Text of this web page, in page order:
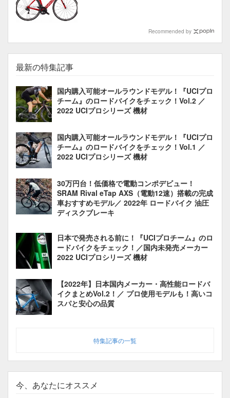
Recommended by
最新の特集記事
国内購入可能オールラウンドモデル！『UCIプロ
チーム』のロードバイクをチェック！Vol.2 ／
2022 UCIプロシリーズ 機材
国内購入可能オールラウンドモデル！『UCIプロ
チーム』のロードバイクをチェック！Vol.1 ／
2022 UCIプロシリーズ 機材
30万円台！低価格で電動コンポデビュー！
SRAM Rival eTap AXS（電動12速）搭載の完成
車おすすめモデル／ 2022年 ロードバイク 油圧
ディスクブレーキ
日本で発売される前に！『UCIプロチーム』のロ
ードバイクをチェック！／国内未発売メーカー
2022 UCIプロシリーズ 機材
【2022年】日本国内メーカー・高性能ロードバ
イクまとめVol.2！／ プロ使用モデルも！高いコ
スパと安心の品質
特集記事の一覧
今、あなたにオススメ